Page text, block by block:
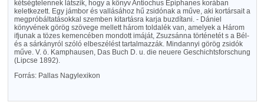
kétségtelennek látszik, hogy a könyv Antiochus Epiphanes korában
keletkezett. Egy jámbor és vallásához hű zsidónak a műve, aki kortársait a
megpróbáltatásokkal szemben kitartásra karja buzdítani. - Dániel
könyvének görög szövege mellett három toldalék van, amelyek a Három
ifjunak a tözes kemencében mondott imáját, Zsuzsánna történetét s a Bél-
és a sárkányról szóló elbeszélést tartalmazzák. Mindannyi görög zsidók
műve. V. ö. Kamphausen, Das Buch D. u. die neuere Geschichtsforschung
(Lipcse 1892).
Forrás: Pallas Nagylexikon